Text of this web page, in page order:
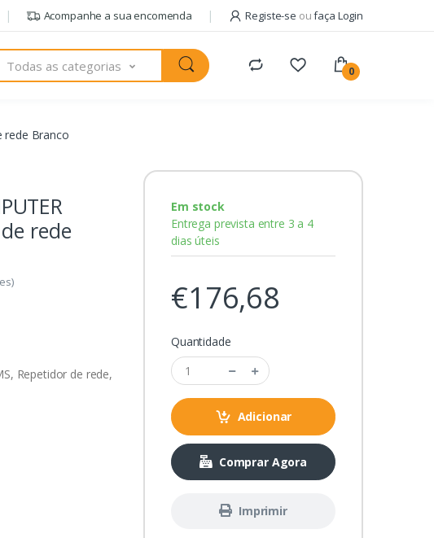
Acompanhe a sua encomenda Registe-se oufaça Login
Todas as categorias 0
rede Branco
rede
Repetidor de rede,
Em stock
Entrega prevista entre 3 a 4
dias úteis
€176,68
Quantidade
Adicionar
Comprar Agora
Imprimir